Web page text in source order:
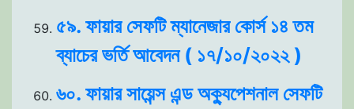
৫৯. ফায়ার সেফটি ম্যানেজার কোর্স ১৪ তম
ব্যাচের ভর্তি আবেদন ( ১৭/১০/২০২২ )
৬০. ফায়ার সায়েন্স এন্ড অক্যুপেশনাল সেফটি